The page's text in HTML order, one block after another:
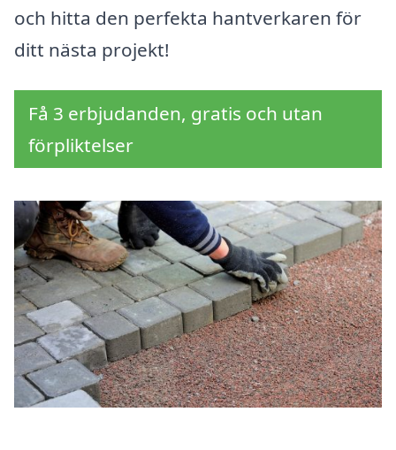
och hitta den perfekta hantverkaren för
ditt nästa projekt!
Få 3 erbjudanden, gratis och utan
förpliktelser